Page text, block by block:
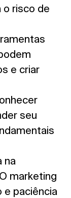
risco de
e criar
seu
na
marketing
e paciência